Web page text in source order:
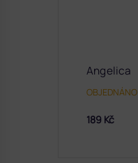
Angelica
OBJEDNÁNO
189 Kč